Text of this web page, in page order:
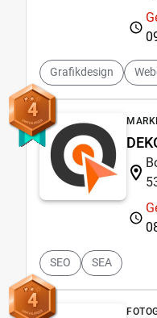
Grafikdesign
4
SEO SEA
4